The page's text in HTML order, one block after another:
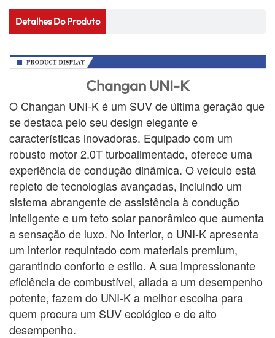
Detalhes Do Produto
Changan UNI-K
O Changan UNI-K é um SUV de última geração que
se destaca pelo seu design elegante e
características inovadoras. Equipado com um
robusto motor 2.0T turboalimentado, oferece uma
experiência de condução dinâmica. O veículo está
repleto de tecnologias avançadas, incluindo um
sistema abrangente de assistência à condução
inteligente e um teto solar panorâmico que aumenta
a sensação de luxo. No interior, o UNI-K apresenta
um interior requintado com materiais premium,
garantindo conforto e estilo. A sua impressionante
eficiência de combustível, aliada a um desempenho
potente, fazem do UNI-K a melhor escolha para
quem procura um SUV ecológico e de alto
desempenho.